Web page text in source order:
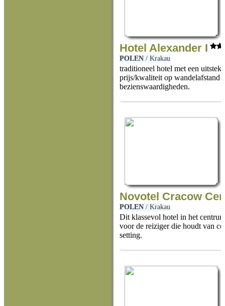
Hotel Alexander I
POLEN/ Krakau
traditioneel hotel met een
prijs/kwaliteit op wandelafstand
bezienswaardigheden.
Novotel Cracow
POLEN/ Krakau
Dit klassevol hotel in het
voor de reiziger die houdt van
setting.